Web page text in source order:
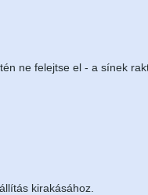
ne felejtse el - a sínek
kirakásához.